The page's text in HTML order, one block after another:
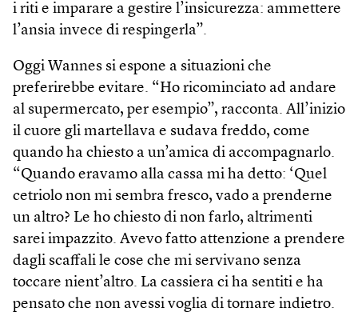
i riti e imparare a gestire l’insicurezza: ammettere
l’ansia invece di respingerla”.
Oggi Wannes si espone a situazioni che
preferirebbe evitare. “Ho ricominciato ad andare
al supermercato, per esempio”, racconta. All’inizio
il cuore gli martellava e sudava freddo, come
quando ha chiesto a un’amica di accompagnarlo.
“Quando eravamo alla cassa mi ha detto: ‘Quel
cetriolo non mi sembra fresco, vado a prenderne
un altro? Le ho chiesto di non farlo, altrimenti
sarei impazzito. Avevo fatto attenzione a prendere
dagli scaffali le cose che mi servivano senza
toccare nient’altro. La cassiera ci ha sentiti e ha
pensato che non avessi voglia di tornare indietro.